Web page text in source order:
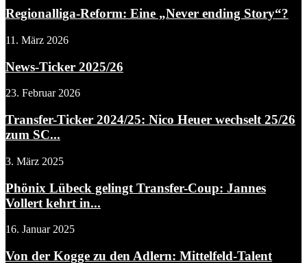
Regionalliga-Reform: Eine „Never ending Story“?
11. März 2026
News-Ticker 2025/26
23. Februar 2026
Transfer-Ticker 2024/25: Nico Heuer wechselt 25/26
zum SC...
3. März 2025
Phönix Lübeck gelingt Transfer-Coup: Jannes
Vollert kehrt in...
16. Januar 2025
Von der Kogge zu den Adlern: Mittelfeld-Talent